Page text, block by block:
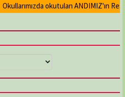
Okullarımızda okutulan ANDIMIZ'ın